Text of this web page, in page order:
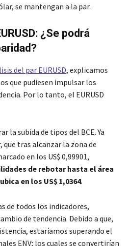
se mantengan a la par.
¿Se podrá
del par EURUSD, explicamos
que pudiesen impulsar los
Por lo tanto, el EURUSD
la subida de tipos del BCE. Ya
que tras alcanzar la zona de
en los US$ 0,99901,
de rebotar hasta el área
en los US$ 1,0364.
de todos los indicadores,
de tendencia. Debido a que,
estaríamos superando el
ENV; los cuales se convertirían